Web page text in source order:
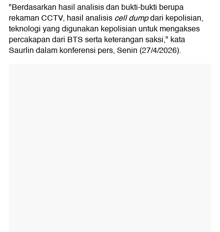
"Berdasarkan hasil analisis dan bukti-bukti berupa
rekaman CCTV, hasil analisiscell dumpdari kepolisian,
teknologi yang digunakan kepolisian untuk mengakses
percakapan dari BTS serta keterangan saksi," kata
Saurlin dalam konferensi pers, Senin (27/4/2026).